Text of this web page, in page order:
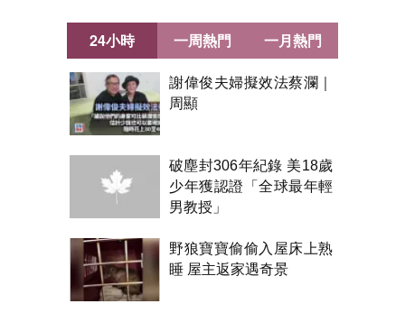
24小時
謝偉俊夫婦擬效法蔡瀾｜
周顯
破塵封306年紀錄 美18歲
少年獲認證「全球最年輕
男教授」
野狼寶寶偷偷入屋床上熟
睡 屋主返家遇奇景
一周熱門 一月熱門